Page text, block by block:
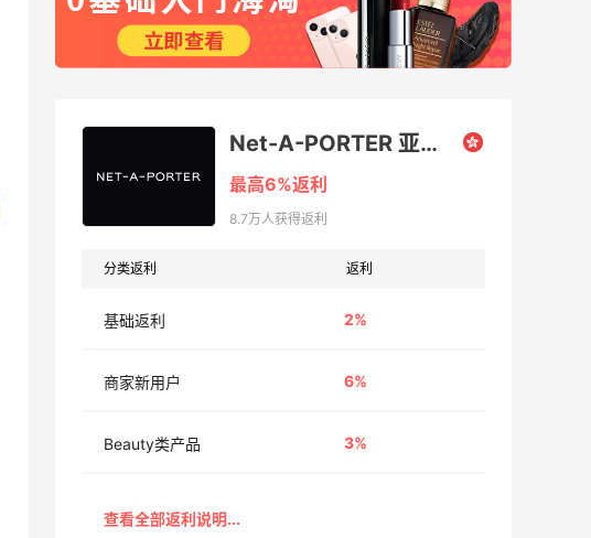
Net-A-PORTER 亚太站（颇特女士）
最高6%返利
8.7万人获得返利
分类返利 返利
基础返利 2%
商家新用户 6%
Beauty类产品 3%